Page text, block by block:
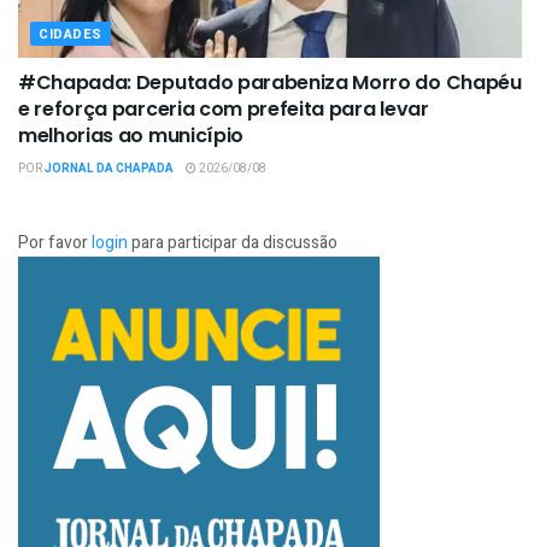
CIDADES
#Chapada: Deputado parabeniza Morro do Chapéu
e reforça parceria com prefeita para levar
melhorias ao município
PORJORNAL DA CHAPADA 2026/08/08
Por favorloginpara participar da discussão